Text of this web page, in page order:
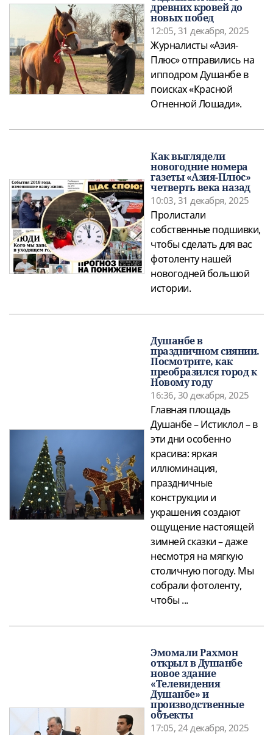
древних кровей до
новых побед
12:05, 31 декабря, 2025
Журналисты «Азия-
Плюс» отправились на
ипподром Душанбе в
поисках «Красной
Огненной Лошади».
Как выглядели
новогодние номера
газеты «Азия-Плюс»
четверть века назад
10:03, 31 декабря, 2025
Пролистали
собственные подшивки,
чтобы сделать для вас
фотоленту нашей
новогодней большой
истории.
Душанбе в
праздничном сиянии.
Посмотрите, как
преобразился город к
Новому году
16:36, 30 декабря, 2025
Главная площадь
Душанбе – Истиклол – в
эти дни особенно
красива: яркая
иллюминация,
праздничные
конструкции и
украшения создают
ощущение настоящей
зимней сказки – даже
несмотря на мягкую
столичную погоду. Мы
собрали фотоленту,
чтобы ...
Эмомали Рахмон
открыл в Душанбе
новое здание
«Телевидения
Душанбе» и
производственные
объекты
17:05, 24 декабря, 2025